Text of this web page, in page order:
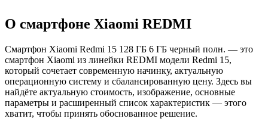
О смартфоне Xiaomi REDMI
Смартфон Xiaomi Redmi 15 128 ГБ 6 ГБ черный полн. — это
смартфон Xiaomi из линейки REDMI модели Redmi 15,
который сочетает современную начинку, актуальную
операционную систему и сбалансированную цену. Здесь вы
найдёте актуальную стоимость, изображение, основные
параметры и расширенный список характеристик — этого
хватит, чтобы принять обоснованное решение.